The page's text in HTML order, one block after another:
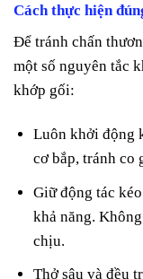
Cách thực hiện
Để tránh chấn
một số nguyên tắc
khớp gối:
Luôn khởi động
cơ bắp, tránh co
Giữ động tác
khả năng.
chịu.
Thở sâu và đều